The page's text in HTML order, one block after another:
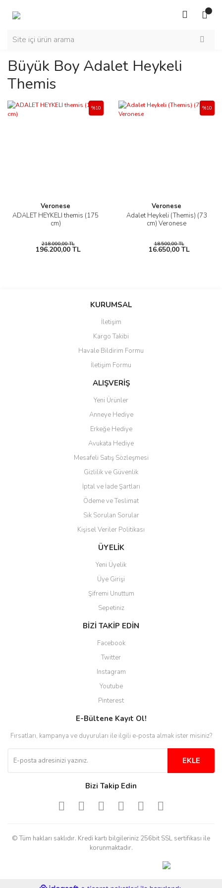
Büyük Boy Adalet Heykeli
Themis
Veronese
ADALET HEYKELI themis (175
cm)
%10
218.000,00 TL
196.200,00 TL
Veronese
Adalet Heykeli (Themis) (73
cm) Veronese
%10
18.500,00 TL
16.650,00 TL
KURUMSAL
İletişim
Kargo Takibi
Havale Bildirim Formu
İletişim Formu
ALIŞVERİŞ
Yeni Ürünler
Anneye Hediye
Erkeğe Hediye
Avukata Hediye
Mesafeli Satış Sözleşmesi
Gizlilik ve Güvenlik
İptal ve İade Şartları
Ödeme ve Teslimat
Sık Sorulan Sorular
Kişisel Veriler Politikası
ÜYELİK
Yeni Üyelik
Üye Girişi
Şifremi Unuttum
Sepetiniz
BİZİ TAKİP EDİN
Facebook
Twitter
Instagram
Youtube
Pinterest
E-Bültene Kayıt Ol!
Fırsatları, kampanya ve duyuruları ile ilgili e-posta almak ister misiniz?
EKLE
Bizi Takip Edin
© Tüm hakları saklıdır. Kredi kartı bilgileriniz 256bit SSL sertifikası ile
korunmaktadır.